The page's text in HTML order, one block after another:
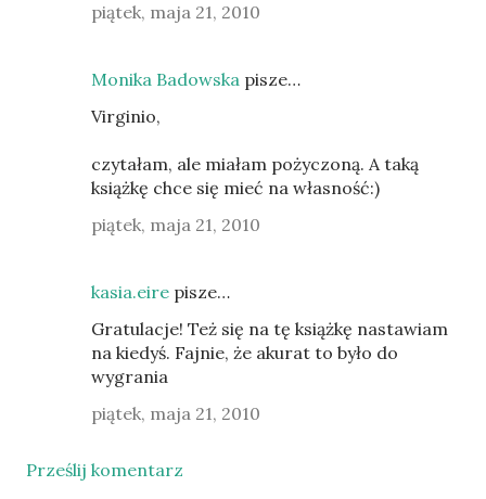
piątek, maja 21, 2010
Monika Badowska pisze…
Virginio,
czytałam, ale miałam pożyczoną. A taką
książkę chce się mieć na własność:)
piątek, maja 21, 2010
kasia.eire pisze…
Gratulacje! Też się na tę książkę nastawiam
na kiedyś. Fajnie, że akurat to było do
wygrania
piątek, maja 21, 2010
Prześlij komentarz